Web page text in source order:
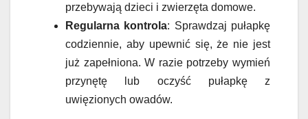
przebywają dzieci i zwierzęta domowe.
Regularna kontrola: Sprawdzaj pułapkę
codziennie, aby upewnić się, że nie jest
już zapełniona. W razie potrzeby wymień
przynętę lub oczyść pułapkę z
uwięzionych owadów.